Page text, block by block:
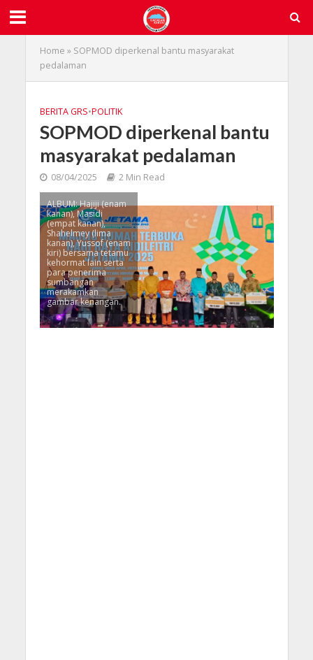
Home » SOPMOD diperkenal bantu masyarakat
pedalaman
BERITA GRS•POLITIK
SOPMOD diperkenal bantu
masyarakat pedalaman
08/04/2025 2 Min Read
ALBUM: Hajiji (enam
kanan), Masidi
(empat kanan),
Shahelmey (lima
kanan), Yussof (enam
kiri) bersama tetamu
kehormat lain serta
para penerima
sumbangan
merakamkan
gambar kenangan.